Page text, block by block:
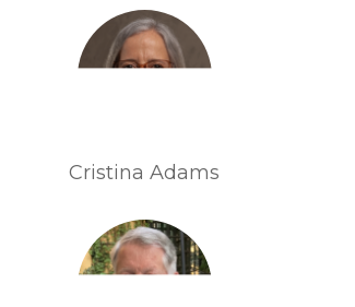
Cristina Adams